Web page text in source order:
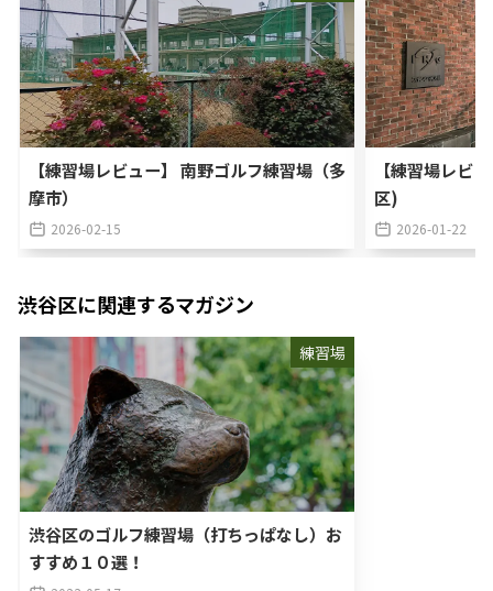
【練習場レビュー】 南野ゴルフ練習場（多
摩市）
2026-02-15
【練習場レビ
区)
2026-01-22
渋谷区に関連するマガジン
練習場
渋谷区のゴルフ練習場（打ちっぱなし）お
すすめ１０選！